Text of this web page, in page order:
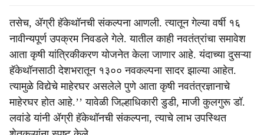
तसेच, ॲग्री हॅकेथॉनची संकल्पना आणली. त्यातून गेल्या वर्षी १६
नावीन्यपूर्ण उपक्रम निवडले गेले. यातील काही नवतंत्रांचा समावेश
आता कृषी यांत्रिकीकरण योजनेत केला जाणार आहे. यंदाच्या दुसऱ्या
हॅकेथॉनसाठी देशभरातून १३०० नवकल्पना सादर झाल्या आहेत.
त्यामुळे विद्येचे माहेरघर असलेले पुणे आता कृषी नवतंत्रज्ञानाचे
माहेरघर होत आहे.’’ यावेळी जिल्हाधिकारी डुडी, माजी कुलगुरू डॉ.
लवांडे यांनी ॲग्री हॅकेथॉनची संकल्पना, त्याचे लाभ उपस्थित